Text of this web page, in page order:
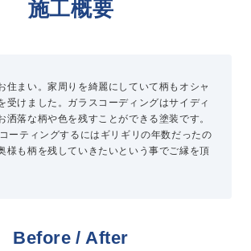
問
せ
り（無料）
り（無料）
施工概要
住まい。家周りを綺麗にしていて柄もオシャ
受けました。ガラスコーディングはサイディ
洒落な柄や色を残すことができる塗装です。
ーティングするにはギリギリの年数だったの
様も柄を残していきたいという事でご縁を頂
Before / After